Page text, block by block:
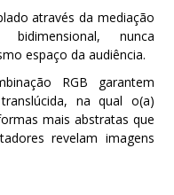
através da mediação
nunca
espaço da audiência.
RGB garantem
na qual o(a)
mais abstratas que
revelam imagens